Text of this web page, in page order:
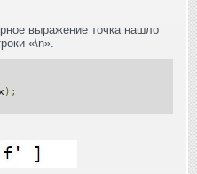
выражение точка нашло
«\n».
);